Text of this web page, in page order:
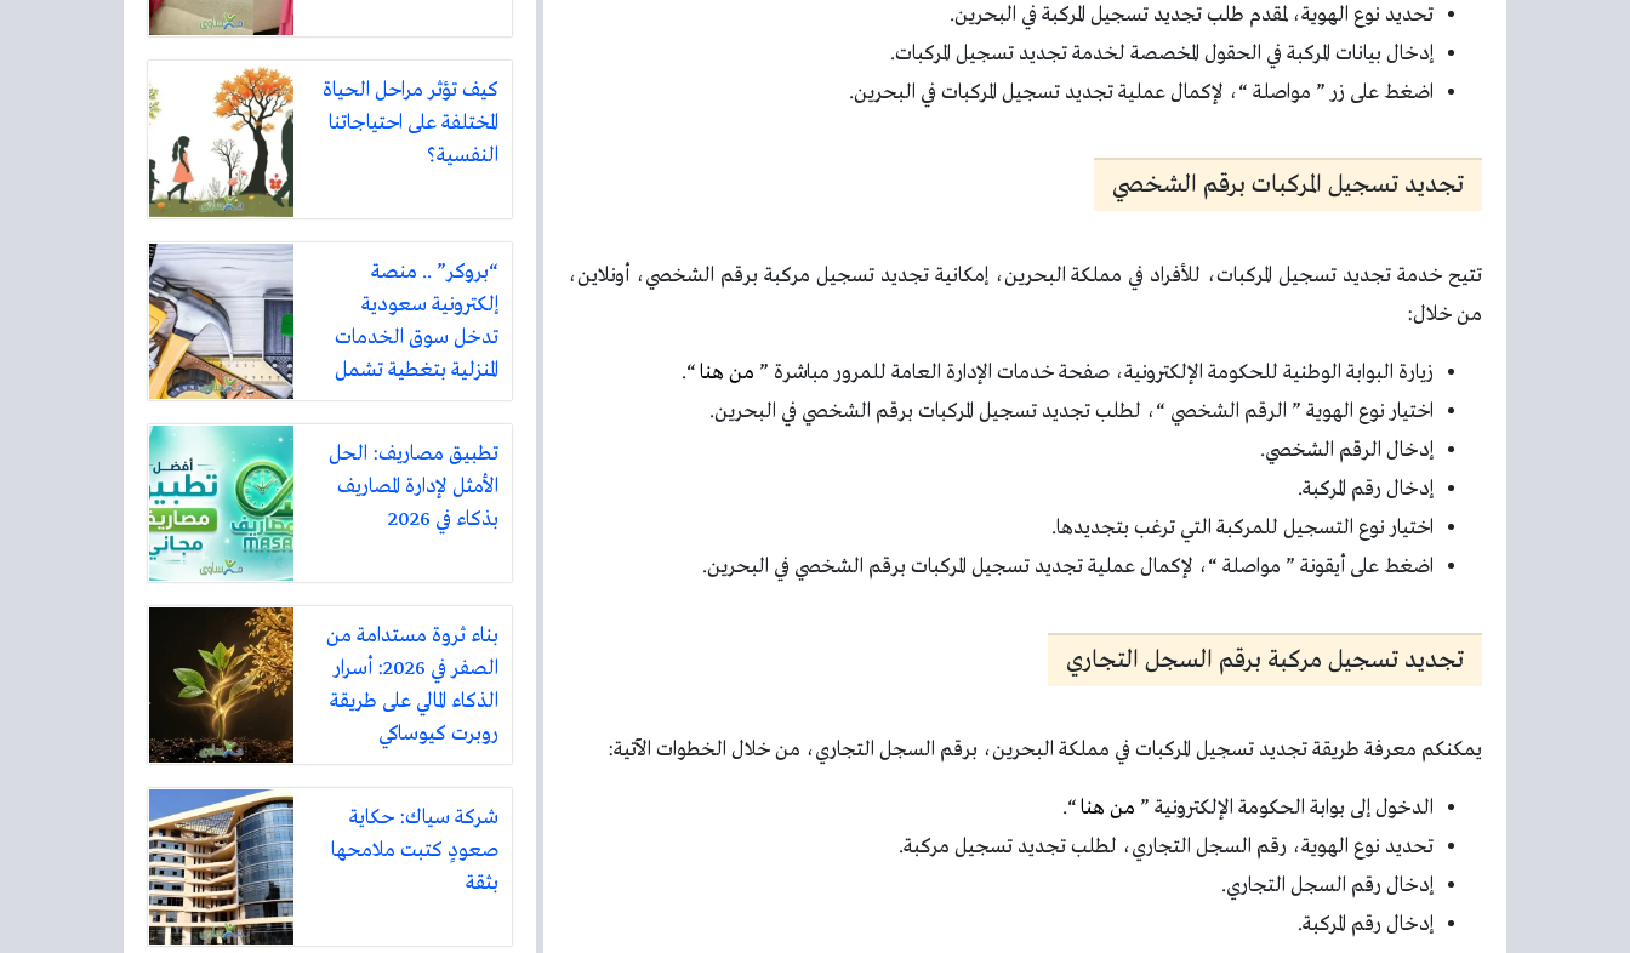
تحديد نوع الهوية، لمقدم طلب تجديد تسجيل المركبة في البحرين.
إدخال بيانات المركبة في الحقول المخصصة لخدمة تجديد تسجيل المركبات.
اضغط على زر ” مواصلة “، لإكمال عملية تجديد تسجيل المركبات في البحرين.
تجديد تسجيل المركبات برقم الشخصي
تتيح خدمة تجديد تسجيل المركبات، للأفراد في مملكة البحرين، إمكانية تجديد تسجيل مركبة برقم الشخصي، أونلاين،
من خلال:
زيارة البوابة الوطنية للحكومة الإلكترونية، صفحة خدمات الإدارة العامة للمرور مباشرة ” من هنا“.
اختيار نوع الهوية ” الرقم الشخصي “، لطلب تجديد تسجيل المركبات برقم الشخصي في البحرين.
إدخال الرقم الشخصي.
إدخال رقم المركبة.
اختيار نوع التسجيل للمركبة التي ترغب بتجديدها.
اضغط على أيقونة ” مواصلة “، لإكمال عملية تجديد تسجيل المركبات برقم الشخصي في البحرين.
تجديد تسجيل مركبة برقم السجل التجاري
يمكنكم معرفة طريقة تجديد تسجيل المركبات في مملكة البحرين، برقم السجل التجاري، من خلال الخطوات الآتية:
الدخول إلى بوابة الحكومة الإلكترونية ” من هنا“.
تحديد نوع الهوية، رقم السجل التجاري، لطلب تجديد تسجيل مركبة.
إدخال رقم السجل التجاري.
إدخال رقم المركبة.
كيف تؤثر مراحل الحياة
المختلفة على احتياجاتنا
النفسية؟
“بروكر” .. منصة
إلكترونية سعودية
تدخل سوق الخدمات
المنزلية بتغطية تشمل
أكثر من ثلاثين مدينة
تطبيق مصاريف: الحل
الأمثل لإدارة المصاريف
بذكاء في 2026
بناء ثروة مستدامة من
الصفر في 2026: أسرار
الذكاء المالي على طريقة
روبرت كيوساكي
شركة سياك: حكاية
صعودٍ كتبت ملامحها
بثقة